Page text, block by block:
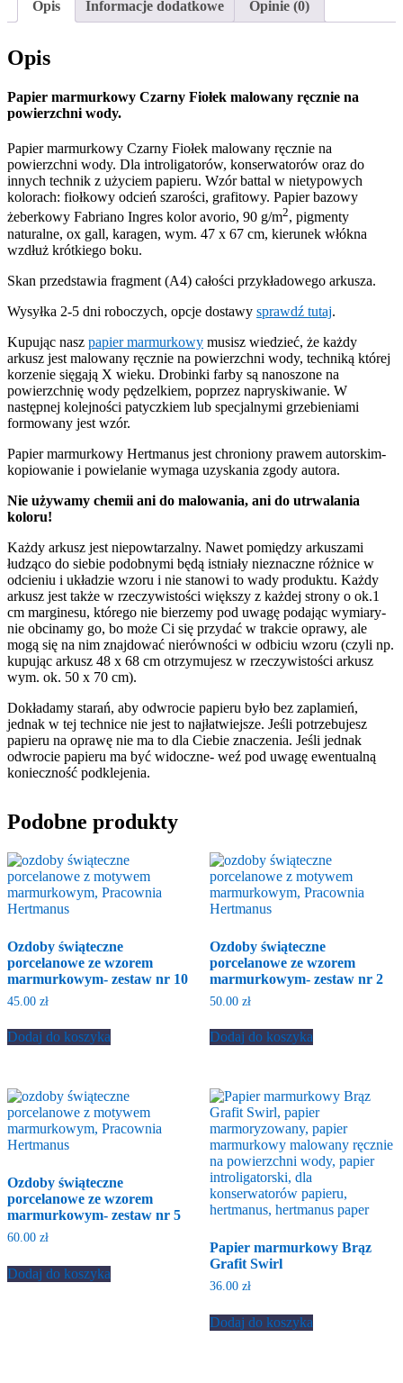
Opis Informacje dodatkowe Opinie (0)
Opis
Papier marmurkowy Czarny Fiołek malowany ręcznie na
powierzchni wody.
Papier marmurkowy Czarny Fiołek malowany ręcznie na
powierzchni wody. Dla introligatorów, konserwatorów oraz do
innych technik z użyciem papieru. Wzór battal w nietypowych
kolorach: fiołkowy odcień szarości, grafitowy. Papier bazowy
żeberkowy Fabriano Ingres kolor avorio, 90 g/m2, pigmenty
naturalne, ox gall, karagen, wym. 47 x 67 cm, kierunek włókna
wzdłuż krótkiego boku.
Skan przedstawia fragment (A4) całości przykładowego arkusza.
Wysyłka 2-5 dni roboczych, opcje dostawy sprawdź tutaj.
Kupując nasz papier marmurkowy musisz wiedzieć, że każdy
arkusz jest malowany ręcznie na powierzchni wody, techniką której
korzenie sięgają X wieku. Drobinki farby są nanoszone na
powierzchnię wody pędzelkiem, poprzez napryskiwanie. W
następnej kolejności patyczkiem lub specjalnymi grzebieniami
formowany jest wzór.
Papier marmurkowy Hertmanus jest chroniony prawem autorskim-
kopiowanie i powielanie wymaga uzyskania zgody autora.
Nie używamy chemii ani do malowania, ani do utrwalania
koloru!
Każdy arkusz jest niepowtarzalny. Nawet pomiędzy arkuszami
łudząco do siebie podobnymi będą istniały nieznaczne różnice w
odcieniu i układzie wzoru i nie stanowi to wady produktu. Każdy
arkusz jest także w rzeczywistości większy z każdej strony o ok.1
cm marginesu, którego nie bierzemy pod uwagę podając wymiary-
nie obcinamy go, bo może Ci się przydać w trakcie oprawy, ale
mogą się na nim znajdować nierówności w odbiciu wzoru (czyli np.
kupując arkusz 48 x 68 cm otrzymujesz w rzeczywistości arkusz
wym. ok. 50 x 70 cm).
Dokładamy starań, aby odwrocie papieru było bez zaplamień,
jednak w tej technice nie jest to najłatwiejsze. Jeśli potrzebujesz
papieru na oprawę nie ma to dla Ciebie znaczenia. Jeśli jednak
odwrocie papieru ma być widoczne- weź pod uwagę ewentualną
konieczność podklejenia.
Podobne produkty
Ozdoby świąteczne
porcelanowe ze wzorem
marmurkowym- zestaw nr 10
45.00 zł
Dodaj do koszyka
Ozdoby świąteczne
porcelanowe ze wzorem
marmurkowym- zestaw nr 2
50.00 zł
Dodaj do koszyka
Ozdoby świąteczne
porcelanowe ze wzorem
marmurkowym- zestaw nr 5
60.00 zł
Dodaj do koszyka
Papier marmurkowy Brąz
Grafit Swirl
36.00 zł
Dodaj do koszyka